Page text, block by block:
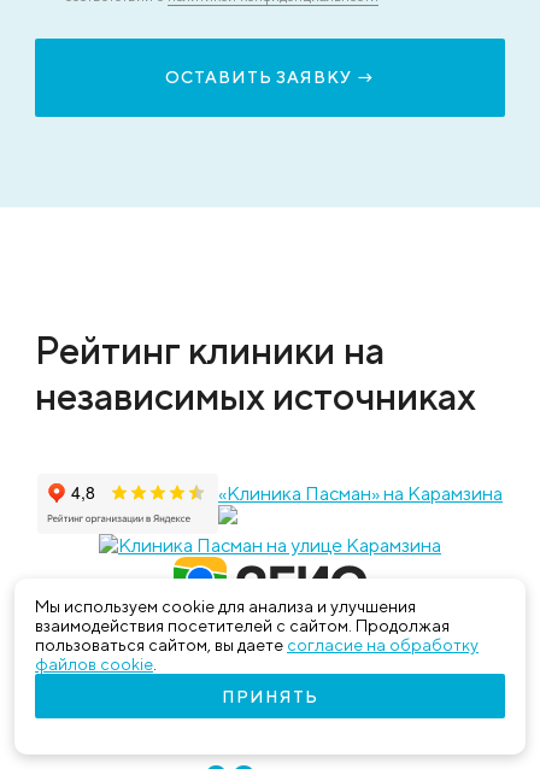
Мы используем cookie для анализа и улучшения
взаимодействия посетителей с сайтом. Продолжая
пользоваться сайтом, вы даете согласие на обработку
файлов cookie
ПРИНЯТЬ
Рейтинг клиники на
независимых источниках
«Клиника Пасман» на Карамзина
Наши достижения